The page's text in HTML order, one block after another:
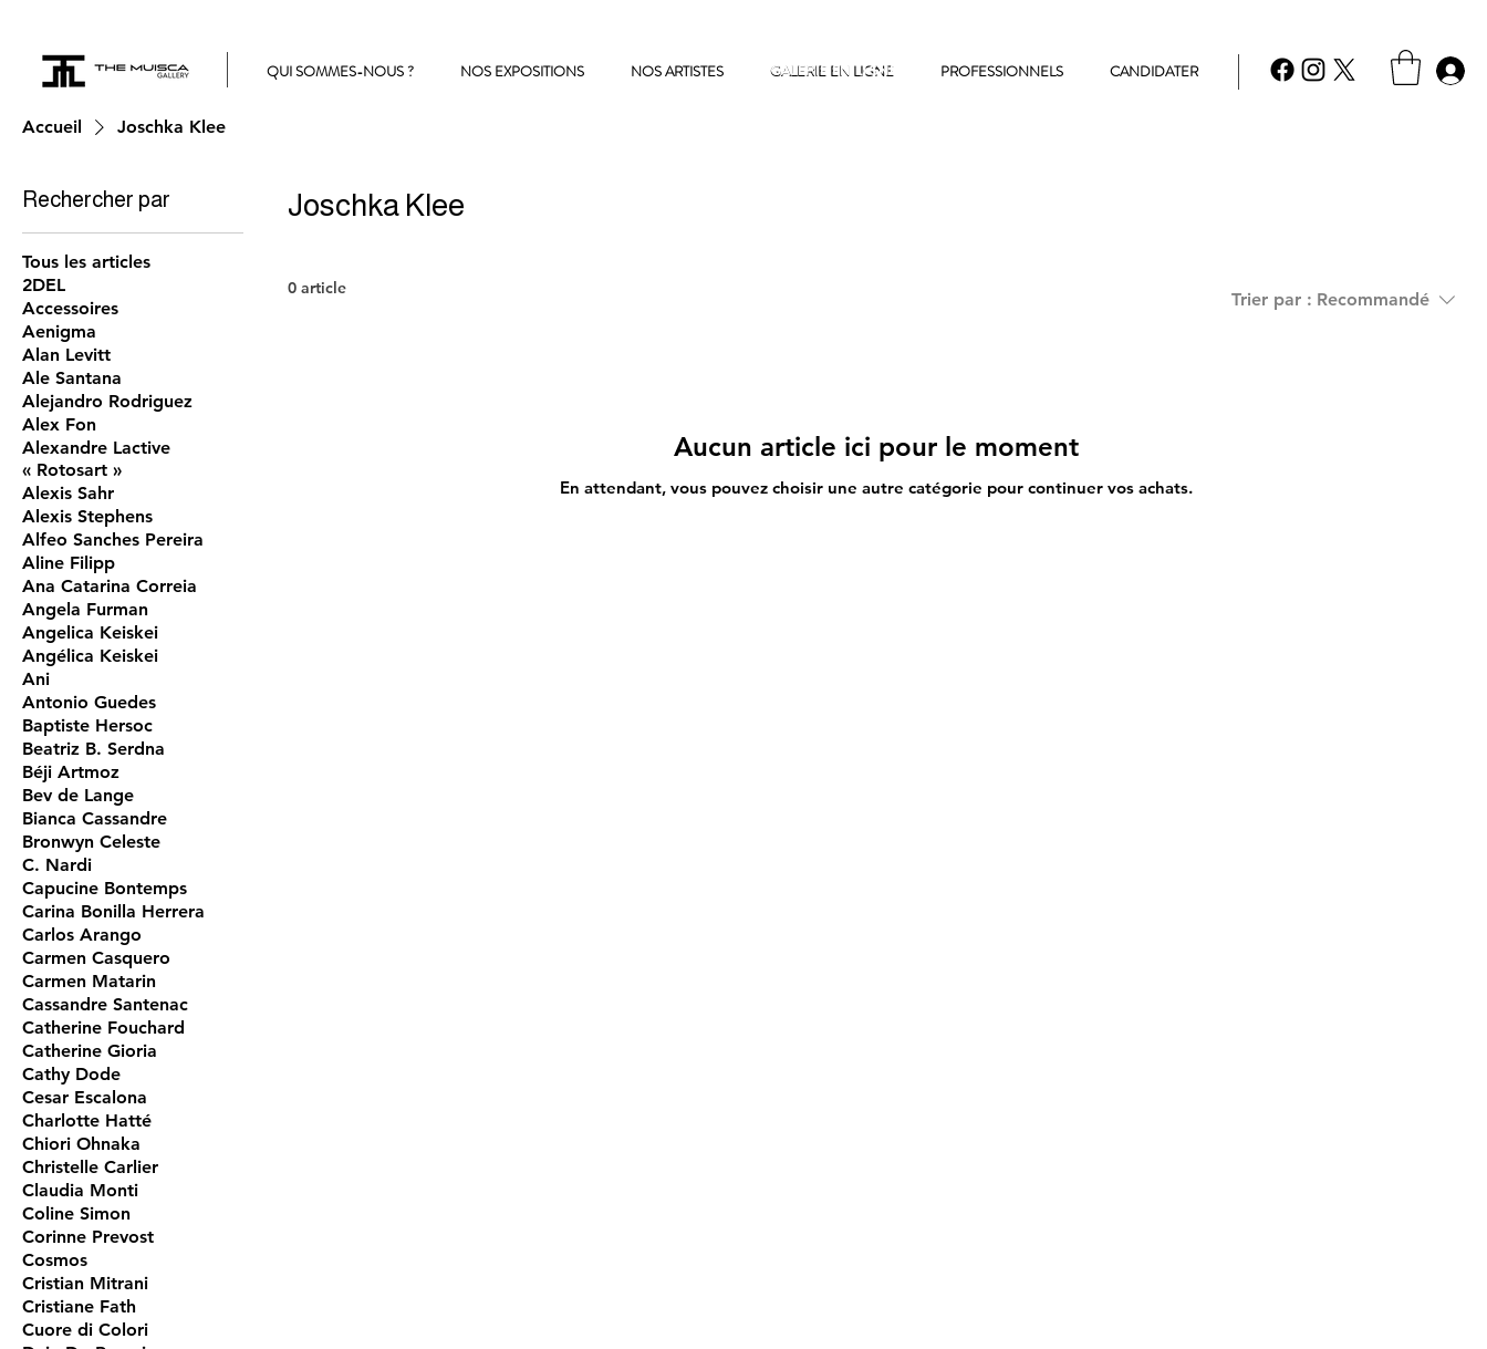
QUI SOMMES-NOUS ? NOS EXPOSITIONS NOS ARTISTES GALERIE EN LIGNE PROFESSIONNELS CANDIDATER
GALERIE EN LIGNE
Accueil Joschka Klee
Rechercher par
Tous les articles
2DEL
Accessoires
Aenigma
Alan Levitt
Ale Santana
Alejandro Rodriguez
Alex Fon
Alexandre Lactive
« Rotosart »
Alexis Sahr
Alexis Stephens
Alfeo Sanches Pereira
Aline Filipp
Ana Catarina Correia
Angela Furman
Angelica Keiskei
Angélica Keiskei
Ani
Antonio Guedes
Baptiste Hersoc
Beatriz B. Serdna
Béji Artmoz
Bev de Lange
Bianca Cassandre
Bronwyn Celeste
C. Nardi
Capucine Bontemps
Carina Bonilla Herrera
Carlos Arango
Carmen Casquero
Carmen Matarin
Cassandre Santenac
Catherine Fouchard
Catherine Gioria
Cathy Dode
Cesar Escalona
Charlotte Hatté
Chiori Ohnaka
Christelle Carlier
Claudia Monti
Coline Simon
Corinne Prevost
Cosmos
Cristian Mitrani
Cristiane Fath
Cuore di Colori
Joschka Klee
0 article
Trier par : Recommandé
Aucun article ici pour le moment
En attendant, vous pouvez choisir une autre catégorie pour continuer vos achats.